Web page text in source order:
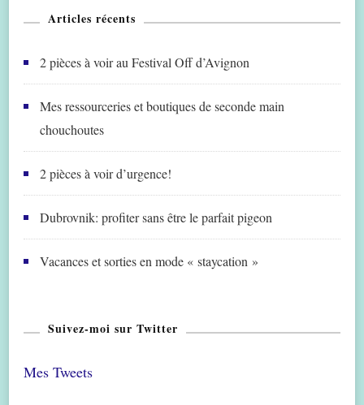
Articles récents
2 pièces à voir au Festival Off d’Avignon
Mes ressourceries et boutiques de seconde main
chouchoutes
2 pièces à voir d’urgence!
Dubrovnik: profiter sans être le parfait pigeon
Vacances et sorties en mode « staycation »
Suivez-moi sur Twitter
Mes Tweets